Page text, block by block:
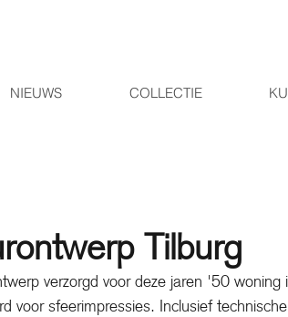
NIEUWS COLLECTIE
Tilburg
verzorgd voor deze jaren '50 woning
voor sfeerimpressies. Inclusief